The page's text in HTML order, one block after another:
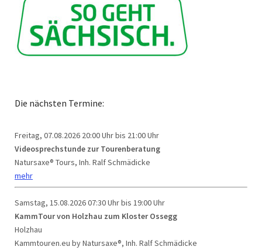
Die nächsten Termine:
Freitag, 07.08.2026 20:00 Uhr bis 21:00 Uhr
Videosprechstunde zur Tourenberatung
Natursaxe® Tours, Inh. Ralf Schmädicke
mehr
Samstag, 15.08.202607:30 Uhr bis 19:00 Uhr
KammTour von Holzhau zum Kloster Ossegg
Holzhau
Kammtouren.eu by Natursaxe®, Inh. Ralf Schmädicke